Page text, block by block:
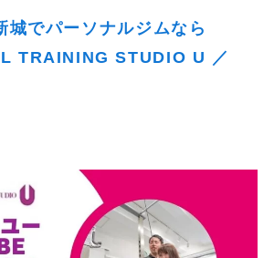
城でパーソナルジムなら
TRAINING STUDIO U ／